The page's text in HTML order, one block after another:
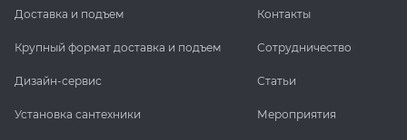
Доставка и подъем
Крупный формат доставка и подъем
Дизайн-сервис
Установка сантехники
Контакты
Сотрудничество
Статьи
Мероприятия